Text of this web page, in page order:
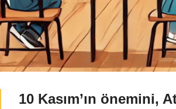
10 Kasım’ın önemini,